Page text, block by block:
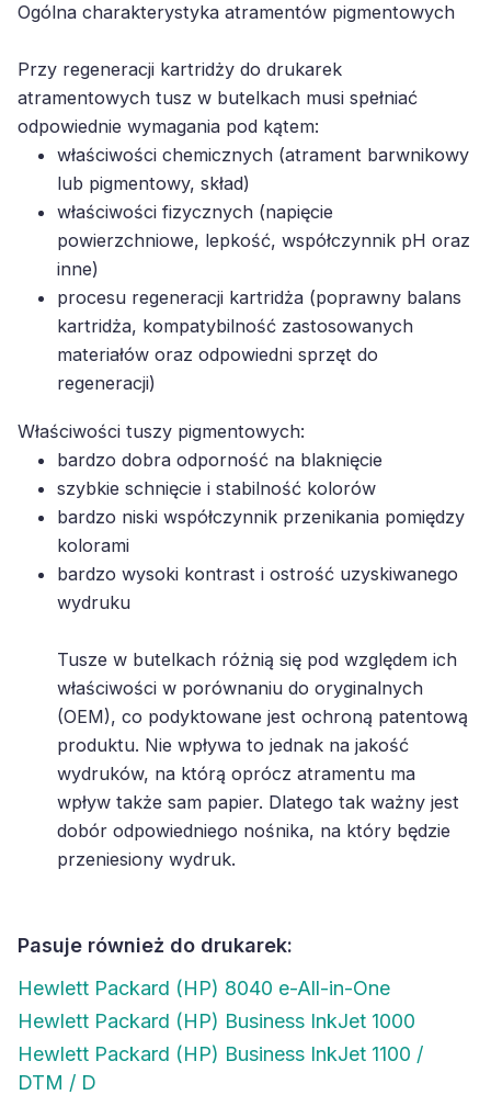
Ogólna charakterystyka atramentów pigmentowych
Przy regeneracji kartridży do drukarek
atramentowych tusz w butelkach musi spełniać
odpowiednie wymagania pod kątem:
właściwości chemicznych (atrament barwnikowy
lub pigmentowy, skład)
właściwości fizycznych (napięcie
powierzchniowe, lepkość, współczynnik pH oraz
inne)
procesu regeneracji kartridża (poprawny balans
kartridża, kompatybilność zastosowanych
materiałów oraz odpowiedni sprzęt do
regeneracji)
Właściwości tuszy pigmentowych:
bardzo dobra odporność na blaknięcie
szybkie schnięcie i stabilność kolorów
bardzo niski współczynnik przenikania pomiędzy
kolorami
bardzo wysoki kontrast i ostrość uzyskiwanego
wydruku
Tusze w butelkach różnią się pod względem ich
właściwości w porównaniu do oryginalnych
(OEM), co podyktowane jest ochroną patentową
produktu. Nie wpływa to jednak na jakość
wydruków, na którą oprócz atramentu ma
wpływ także sam papier. Dlatego tak ważny jest
dobór odpowiedniego nośnika, na który będzie
przeniesiony wydruk.
Pasuje również do drukarek:
Hewlett Packard (HP) 8040 e-All-in-One
Hewlett Packard (HP) Business InkJet 1000
Hewlett Packard (HP) Business InkJet 1100 /
DTM / D